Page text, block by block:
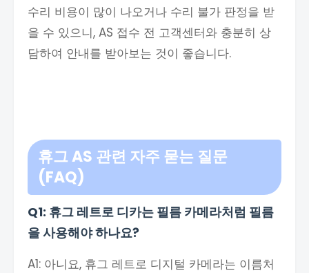
수리 비용이 많이 나오거나 수리 불가 판정을 받
을 수 있으니, AS 접수 전 고객센터와 충분히 상
담하여 안내를 받아보는 것이 좋습니다.
휴그 AS 관련 자주 묻는 질문
(FAQ)
Q1: 휴그 레트로 디카는 필름 카메라처럼 필름
을 사용해야 하나요?
A1: 아니요, 휴그 레트로 디지털 카메라는 이름처